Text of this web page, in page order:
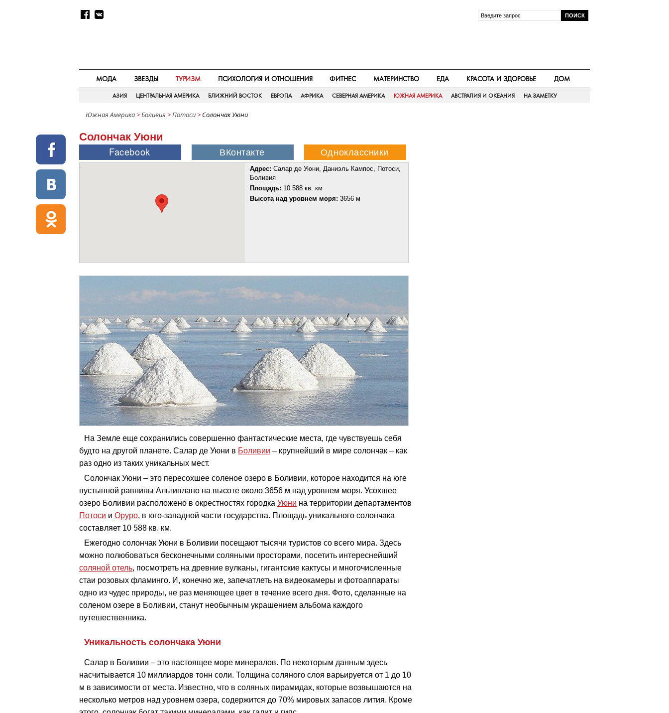
МОДА ЗВЕЗДЫ ТУРИЗМ ПСИХОЛОГИЯ И ОТНОШЕНИЯ ФИТНЕС МАТЕРИНСТВО ЕДА КРАСОТА И ЗДОРОВЬЕ ДОМ
АЗИЯ ЦЕНТРАЛЬНАЯ АМЕРИКА БЛИЖНИЙ ВОСТОК ЕВРОПА АФРИКА СЕВЕРНАЯ АМЕРИКА ЮЖНАЯ АМЕРИКА АВСТРАЛИЯ И ОКЕАНИЯ НА ЗАМЕТКУ
Южная Америка >Боливия >Потоси > Солончак Уюни
Солончак Уюни
Адрес: Салар де Уюни, Даниэль Кампос, Потоси,
Боливия
Площадь: 10 588 кв. км
Высота над уровнем моря: 3656 м
На Земле еще сохранились совершенно фантастические места, где чувствуешь себя
будто на другой планете. Салар де Уюни в Боливии – крупнейший в мире солончак – как
раз одно из таких уникальных мест.
Солончак Уюни – это пересохшее соленое озеро в Боливии, которое находится на юге
пустынной равнины Альтиплано на высоте около 3656 м над уровнем моря. Усохшее
озеро Боливии расположено в окрестностях городка Уюни на территории департаментов
Потоси и Оруро, в юго-западной части государства. Площадь уникального солончака
составляет 10 588 кв. км.
Ежегодно солончак Уюни в Боливии посещают тысячи туристов со всего мира. Здесь
можно полюбоваться бесконечными соляными просторами, посетить интереснейший
соляной отель, посмотреть на древние вулканы, гигантские кактусы и многочисленные
стаи розовых фламинго. И, конечно же, запечатлеть на видеокамеры и фотоаппараты
одно из чудес природы, не раз меняющее цвет в течение всего дня. Фото, сделанные на
соленом озере в Боливии, станут необычным украшением альбома каждого
путешественника.
Уникальность солончака Уюни
Салар в Боливии – это настоящее море минералов. По некоторым данным здесь
насчитывается 10 миллиардов тонн соли. Толщина соляного слоя варьируется от 1 до 10
м в зависимости от места. Известно, что в соляных пирамидах, которые возвышаются на
несколько метров над уровнем озера, содержится до 70% мировых запасов лития. Кроме